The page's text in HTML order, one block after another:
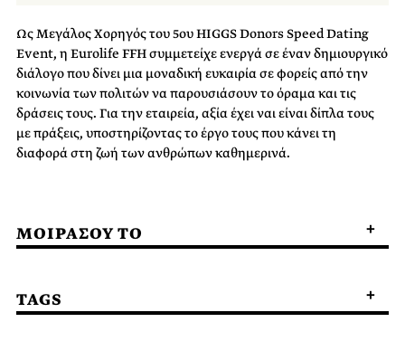
Ως Μεγάλος Χορηγός του 5ου HIGGS Donors Speed Dating
Event, η Eurolife FFH συμμετείχε ενεργά σε έναν δημιουργικό
διάλογο που δίνει μια μοναδική ευκαιρία σε φορείς από την
κοινωνία των πολιτών να παρουσιάσουν το όραμα και τις
δράσεις τους. Για την εταιρεία, αξία έχει ναι είναι δίπλα τους
με πράξεις, υποστηρίζοντας το έργο τους που κάνει τη
διαφορά στη ζωή των ανθρώπων καθημερινά.
ΜΟΙΡΑΣΟΥ ΤΟ
TAGS